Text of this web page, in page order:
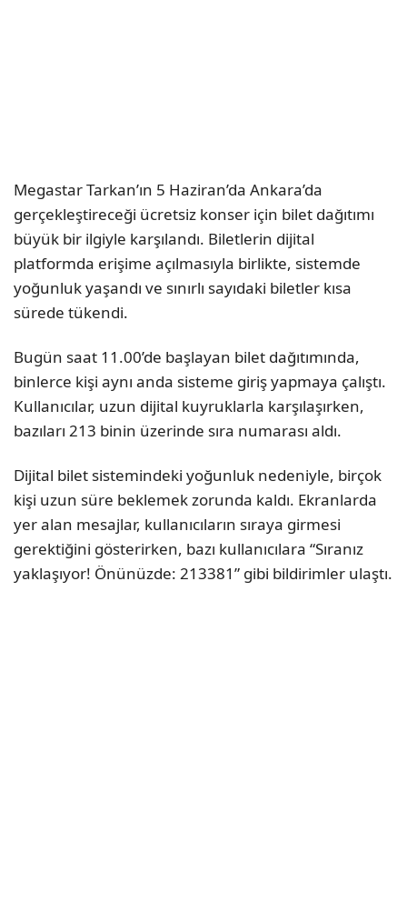
Megastar Tarkan’ın 5 Haziran’da Ankara’da
gerçekleştireceği ücretsiz konser için bilet dağıtımı
büyük bir ilgiyle karşılandı. Biletlerin dijital
platformda erişime açılmasıyla birlikte, sistemde
yoğunluk yaşandı ve sınırlı sayıdaki biletler kısa
sürede tükendi.
Bugün saat 11.00’de başlayan bilet dağıtımında,
binlerce kişi aynı anda sisteme giriş yapmaya çalıştı.
Kullanıcılar, uzun dijital kuyruklarla karşılaşırken,
bazıları 213 binin üzerinde sıra numarası aldı.
Dijital bilet sistemindeki yoğunluk nedeniyle, birçok
kişi uzun süre beklemek zorunda kaldı. Ekranlarda
yer alan mesajlar, kullanıcıların sıraya girmesi
gerektiğini gösterirken, bazı kullanıcılara “Sıranız
yaklaşıyor! Önünüzde: 213381” gibi bildirimler ulaştı.